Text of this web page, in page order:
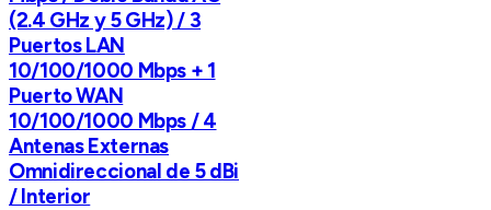
(2.4 GHz y 5 GHz) / 3
Puertos LAN
10/100/1000 Mbps + 1
Puerto WAN
10/100/1000 Mbps / 4
Antenas Externas
Omnidireccional de 5 dBi
/ Interior